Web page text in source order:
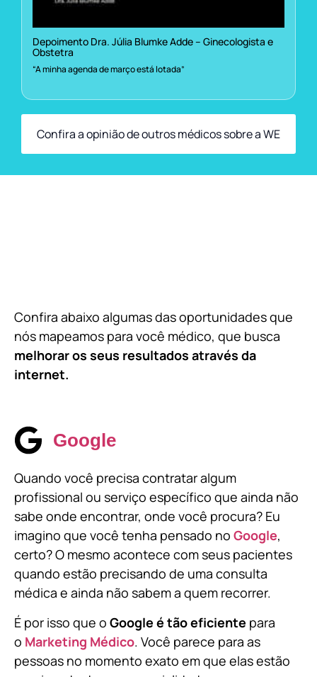
Depoimento Dra. Júlia Blumke Adde – Ginecologista e
Obstetra
“A minha agenda de março está lotada”
Confira a opinião de outros médicos sobre a WE
Confira abaixo algumas das oportunidades que
nós mapeamos para você médico, que busca
melhorar os seus resultados através da
internet.
Google
Quando você precisa contratar algum
profissional ou serviço específico que ainda não
sabe onde encontrar, onde você procura? Eu
imagino que você tenha pensado no Google,
certo? O mesmo acontece com seus pacientes
quando estão precisando de uma consulta
médica e ainda não sabem a quem recorrer.
É por isso que o Google é tão eficiente para
o Marketing Médico. Você parece para as
pessoas no momento exato em que elas estão